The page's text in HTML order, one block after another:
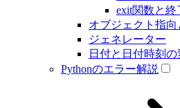
exit関数と終
オブジェクト指向
ジェネレーター
日付と日付時刻の
Pythonのエラー解説